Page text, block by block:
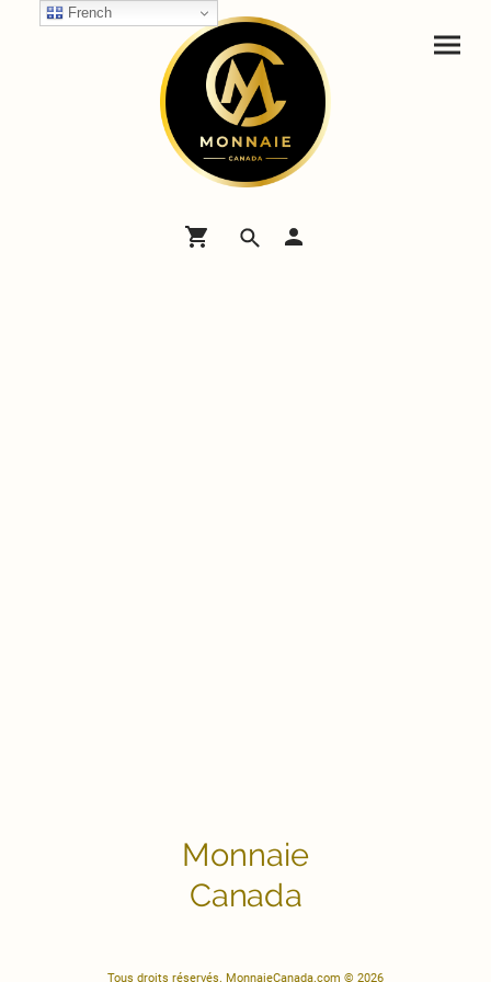
Monnaie
Canada
Tous droits réservés. MonnaieCanada.com © 2026
French